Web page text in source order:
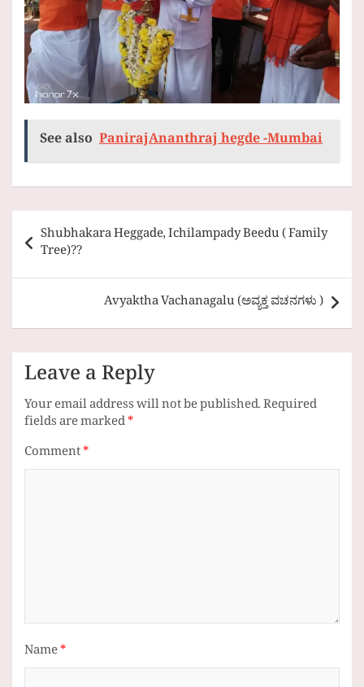
See also PanirajAnanthraj hegde -Mumbai
Post
navigation
Shubhakara Heggade, Ichilampady Beedu ( Family
Tree)??
Avyaktha Vachanagalu (ಅವ್ಯಕ್ತ ವಚನಗಳು )
Leave a Reply
Your email address will not be published.Required
fields are marked*
Comment*
Name*